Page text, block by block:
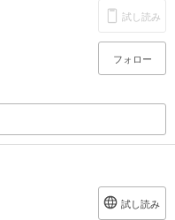
試し読み
フォロー
試し読み